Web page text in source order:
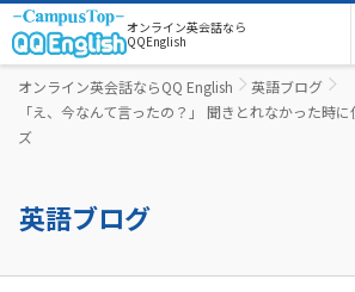
オンライン英会話なら
QQEnglish
オンライン英会話ならQQ English
英語ブログ
「え、今なんて言ったの？」 聞きとれなかった時
ズ
英語ブログ